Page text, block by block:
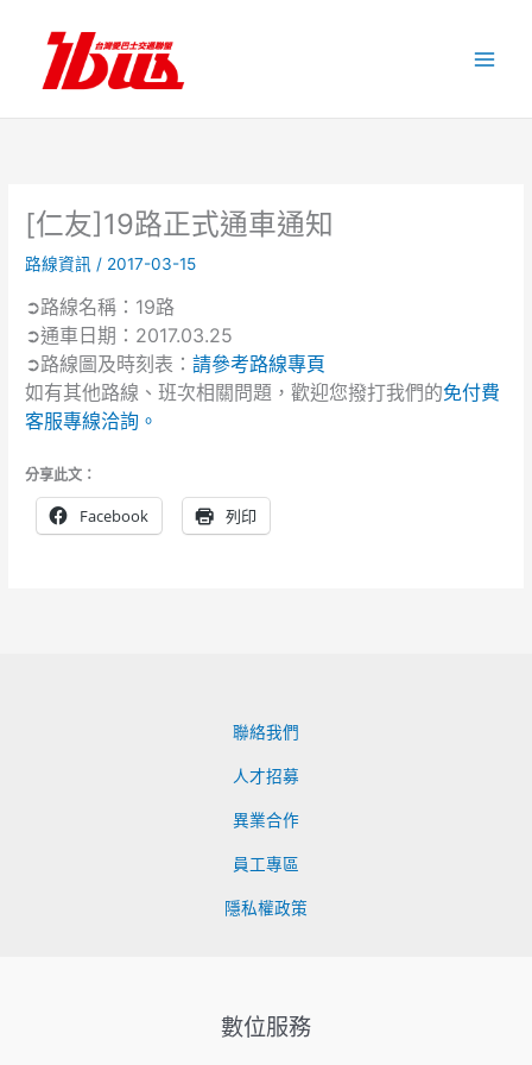
內
[仁友]19路正式通車通知
路線資訊 / 2017-03-15
➲路線名稱：19路
➲通車日期：2017.03.25
➲路線圖及時刻表：請參考路線專頁
如有其他路線、班次相關問題，歡迎您撥打我們的免付費
客服專線洽詢。
分享此文：
Facebook 列印
聯絡我們
人才招募
異業合作
員工專區
隱私權政策
數位服務